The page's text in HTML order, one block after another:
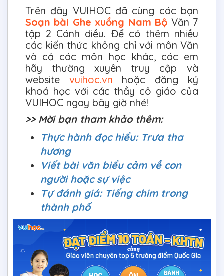
Trên đây VUIHOC đã cùng các bạn
Soạn bài Ghe xuồng Nam Bộ Văn 7
tập 2 Cánh diều. Để có thêm nhiều
các kiến thức không chỉ với môn Văn
và cả các môn học khác, các em
hãy thường xuyên truy cập và
website vuihoc.vn hoặc đăng ký
khoá học với các thầy cô giáo của
VUIHOC ngay bây giờ nhé!
>> Mời bạn tham khảo thêm:
Thực hành đọc hiểu: Trưa tha
hương
Viết bài văn biểu cảm về con
người hoặc sự việc
Tự đánh giá: Tiếng chim trong
thành phố